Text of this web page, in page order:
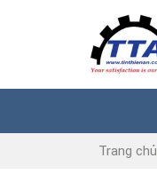
Trang chủ